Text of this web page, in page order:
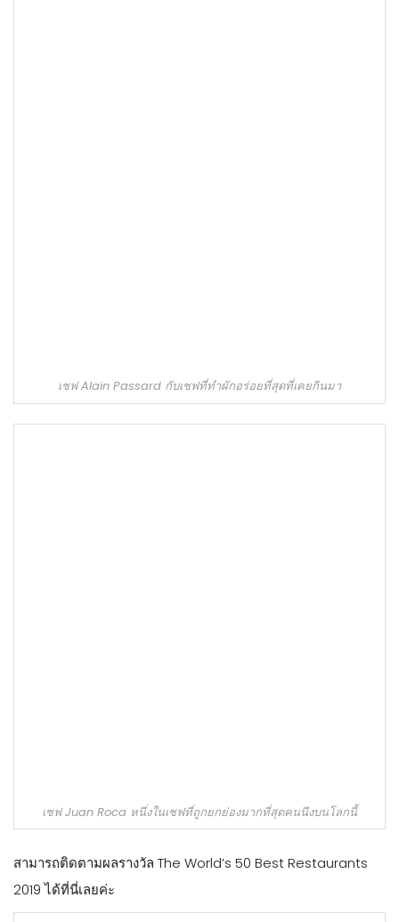
เชฟ Juan Roca หนึ่งในเชฟที่ถูกยกย่องมากที่สุดคนนึงบนโลกนี้
สามารถติดตามผลรางวัล The World’s 50 Best Restaurants
2019 ได้ที่นี่เลยค่ะ